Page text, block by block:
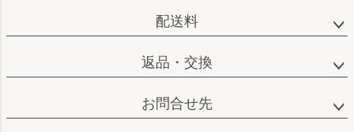
配送料
返品・交換
お問合せ先